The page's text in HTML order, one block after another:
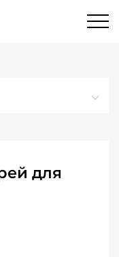
для